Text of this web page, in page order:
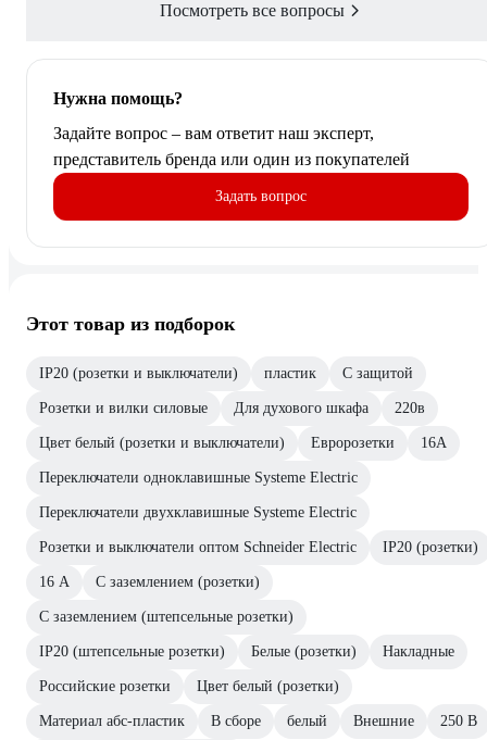
Посмотреть все вопросы
Нужна помощь?
Задайте вопрос – вам ответит наш эксперт,
представитель бренда или один из покупателей
Задать вопрос
Этот товар из подборок
IP20 (розетки и выключатели) пластик С защитой
Розетки и вилки силовые Для духового шкафа 220в
Цвет белый (розетки и выключатели) Евророзетки 16А
Переключатели одноклавишные Systeme Electric
Переключатели двухклавишные Systeme Electric
Розетки и выключатели оптом Schneider Electric IP20 (розетки)
16 А С заземлением (розетки)
С заземлением (штепсельные розетки)
IP20 (штепсельные розетки) Белые (розетки) Накладные
Российские розетки Цвет белый (розетки)
Материал абс-пластик В сборе белый Внешние 250 В